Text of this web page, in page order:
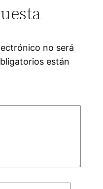
no será
están